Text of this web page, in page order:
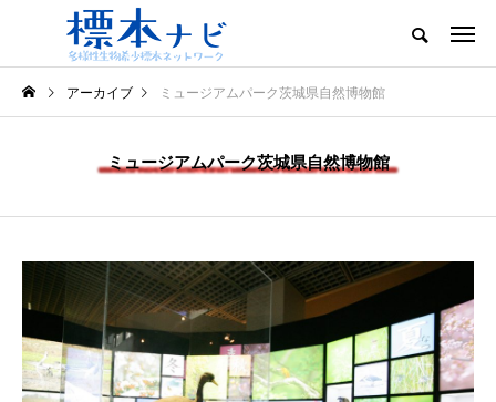
アーカイブ ミュージアムパーク茨城県自然博物館
ミュージアムパーク茨城県自然博物館